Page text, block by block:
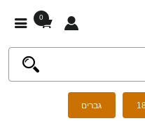
0
גברים